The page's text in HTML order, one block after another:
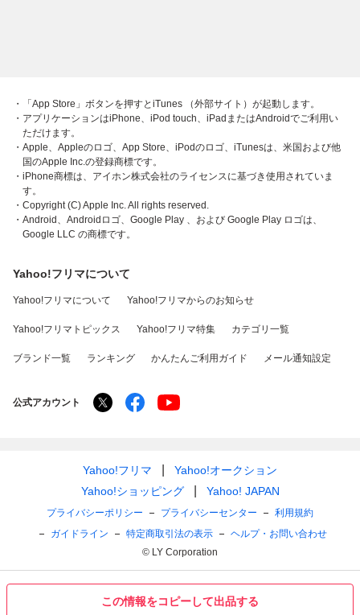
この情報をコピーして出品する
・「App Store」ボタンを押すとiTunes （外部サイト）が起動します。
・アプリケーションはiPhone、iPod touch、iPadまたはAndroidでご利用い
ただけます。
・Apple、Appleのロゴ、App Store、iPodのロゴ、iTunesは、米国および他
国のApple Inc.の登録商標です。
・iPhone商標は、アイホン株式会社のライセンスに基づき使用されていま
す。
・Copyright (C) Apple Inc. All rights reserved.
・Android、Androidロゴ、Google Play 、および Google Play ロゴは、
Google LLC の商標です。
Yahoo!フリマについて
Yahoo!フリマについて Yahoo!フリマからのお知らせ
Yahoo!フリマトピックス Yahoo!フリマ特集 カテゴリ一覧
ブランド一覧 ランキング かんたんご利用ガイド メール通知設定
公式アカウント
Yahoo!フリマ
Yahoo!オークション
Yahoo!ショッピング
Yahoo! JAPAN
プライバシーポリシー プライバシーセンター
利用規約
ガイドライン
特定商取引法の表示
ヘルプ・お問い合わせ
© LY Corporation